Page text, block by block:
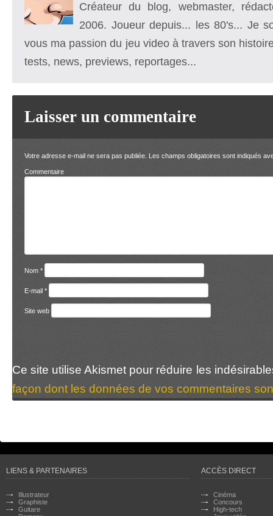
Créateur du blog, webmaster,
2006. Joueur depuis... les 80's... Je
vous ma passion du jeu video à travers son
tests, news, previews, reportages...
Laisser un commentaire
Votre adresse e-mail ne sera pas publiée. Les champs obligatoires sont indiqués
Nom *
E-mail *
Site web
Ce site utilise Akismet pour réduire les
façon dont les données de vos commentaires
LIENS & PARTENAIRES
Illustrateur
Graphiste
Guitare
ACCÈS DIRECT
Cinéma
Concours
High-tech